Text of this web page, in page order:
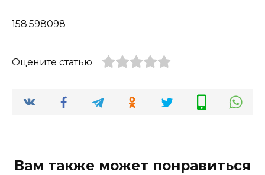
158.598098
Оцените статью
Вам также может понравиться